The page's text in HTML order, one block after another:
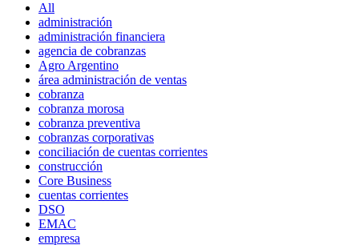
All
administración
administración financiera
agencia de cobranzas
Agro Argentino
área administración de ventas
cobranza
cobranza morosa
cobranza preventiva
cobranzas corporativas
conciliación de cuentas corrientes
construcción
Core Business
cuentas corrientes
DSO
EMAC
empresa